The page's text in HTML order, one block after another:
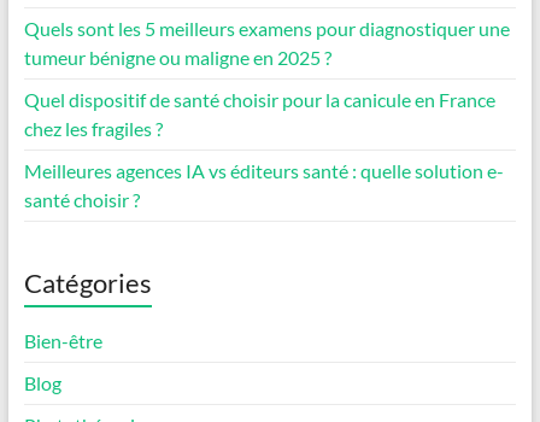
Quels sont les 5 meilleurs examens pour diagnostiquer une
tumeur bénigne ou maligne en 2025 ?
Quel dispositif de santé choisir pour la canicule en France
chez les fragiles ?
Meilleures agences IA vs éditeurs santé : quelle solution e-
santé choisir ?
Catégories
Bien-être
Blog